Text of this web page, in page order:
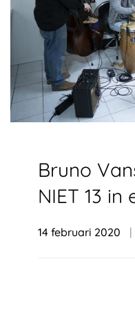
Bruno
NIET 13 in
14 februari 2020